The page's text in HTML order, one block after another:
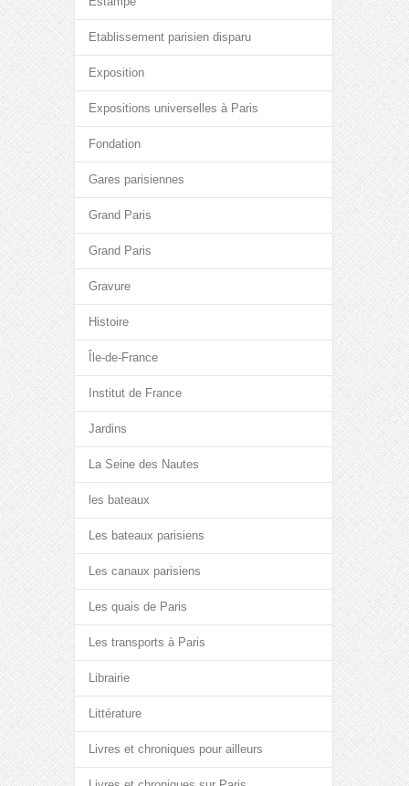
Etablissement parisien disparu
Exposition
Expositions universelles à Paris
Fondation
Gares parisiennes
Grand Paris
Grand Paris
Gravure
Histoire
Île-de-France
Institut de France
Jardins
La Seine des Nautes
les bateaux
Les bateaux parisiens
Les canaux parisiens
Les quais de Paris
Les transports à Paris
Librairie
Littérature
Livres et chroniques pour ailleurs